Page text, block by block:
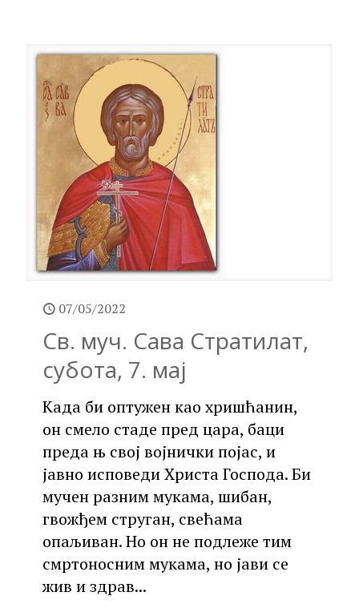
07/05/2022
Св. муч. Сава Стратилат,
субота, 7. мај
Када би оптужен као хришћанин,
он смело стаде пред цара, баци
преда њ свој војнички појас, и
јавно исповеди Христа Господа. Би
мучен разним мукама, шибан,
гвожђем струган, свећама
опаљиван. Но он не подлеже тим
смртоносним мукама, но јави се
жив и здрав...